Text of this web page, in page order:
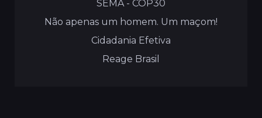
SEMA - COP30
Não apenas um homem. Um maçom!
Cidadania Efetiva
Reage Brasil